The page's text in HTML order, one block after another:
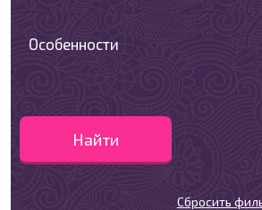
Особенности
Найти
Сбросить